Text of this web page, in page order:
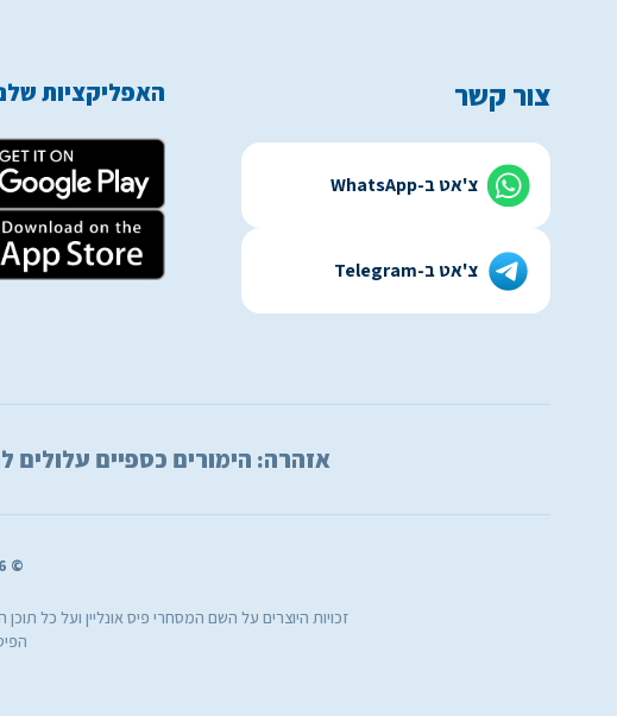
צור קשר
צ'אט ב-WhatsApp
צ'אט ב-Telegram
האפליקציות
אזהרה: הימורים כספיים עלולים להיות
© 2026 פיס אונליין - המקום שלך למזל. כל הזכויות שמורות.
זכויות היוצרים על השם המסחרי פיס אונליין ועל כל